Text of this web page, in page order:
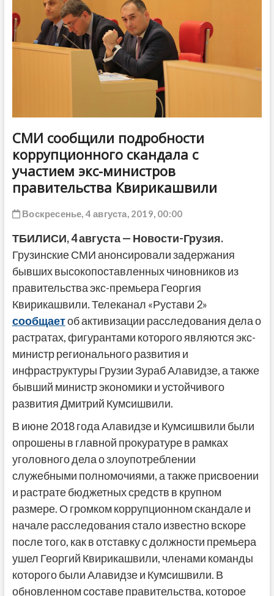
СМИ сообщили подробности
коррупционного скандала с
участием экс-министров
правительства Квирикашвили
Воскресенье, 4 августа, 2019, 00:00
ТБИЛИСИ, 4 августа — Новости-Грузия.
Грузинские СМИ анонсировали задержания
бывших высокопоставленных чиновников из
правительства экс-премьера Георгия
Квирикашвили. Телеканал «Рустави 2»
сообщаетоб активизации расследования дела о
растратах, фигурантами которого являются экс-
министр регионального развития и
инфраструктуры Грузии Зураб Алавидзе, а также
бывший министр экономики и устойчивого
развития Дмитрий Кумсишвили.
В июне 2018 года Алавидзе и Кумсишвили были
опрошены в главной прокуратуре в рамках
уголовного дела о злоупотреблении
служебными полномочиями, а также присвоении
и растрате бюджетных средств в крупном
размере. О громком коррупционном скандале и
начале расследования стало известно вскоре
после того, как в отставку с должности премьера
ушел Георгий Квирикашвили, членами команды
которого были Алавидзе и Кумсишвили. В
обновленном составе правительства, которое